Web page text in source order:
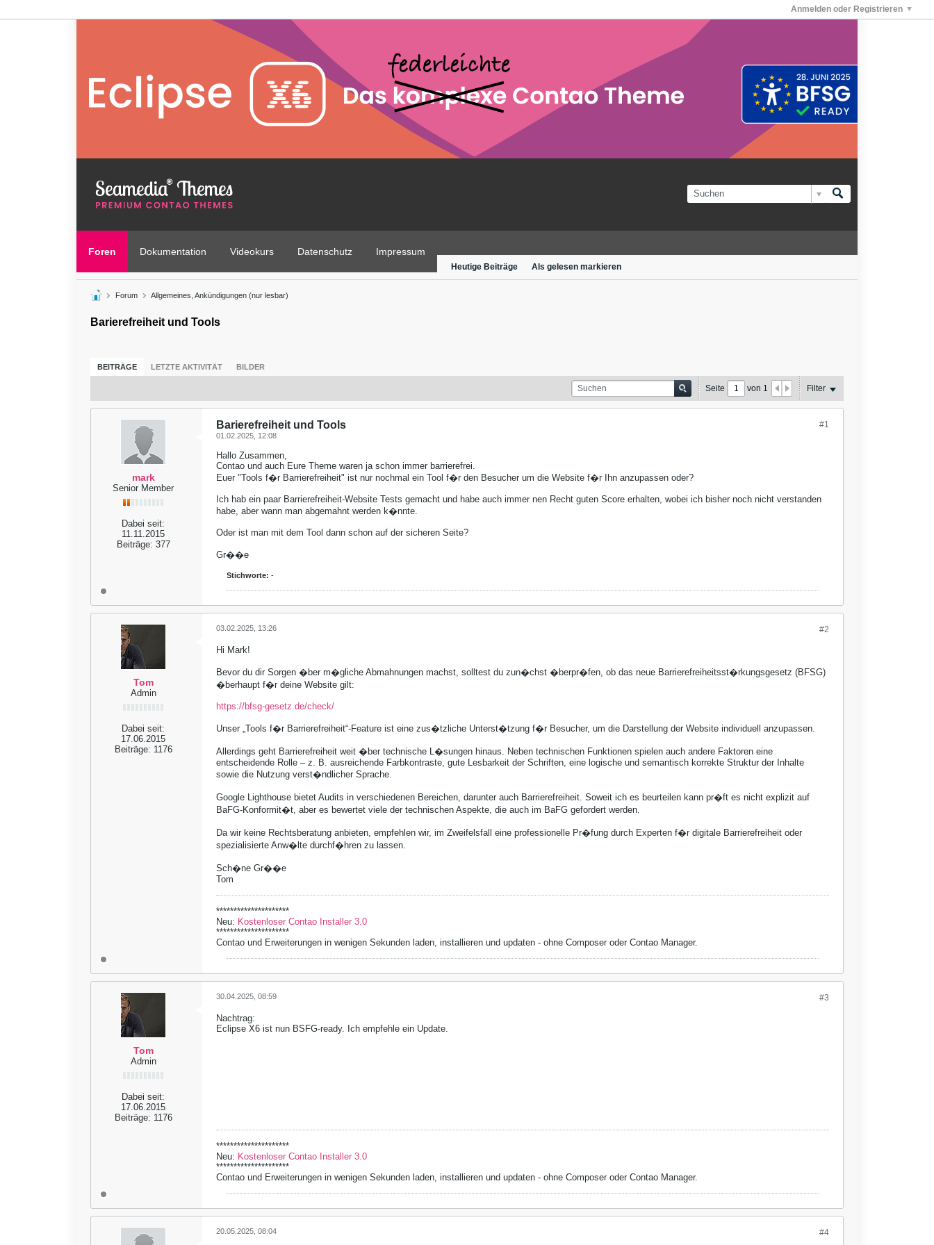
Anmelden oder Registrieren
Foren Dokumentation Videokurs Datenschutz Impressum
Heutige Beiträge Als gelesen markieren
Forum Allgemeines, Ankündigungen (nur lesbar)
Barierefreiheit und Tools
BEITRÄGE LETZTE AKTIVITÄT BILDER
Seite von 1 Filter
mark
Senior Member
Dabei seit:
11.11.2015
Beiträge: 377
#1
Barierefreiheit und Tools
01.02.2025, 12:08
Hallo Zusammen,
Contao und auch Eure Theme waren ja schon immer barrierefrei.
Euer "Tools f�r Barrierefreiheit" ist nur nochmal ein Tool f�r den Besucher um die Website f�r Ihn anzupassen oder?
Ich hab ein paar Barrierefreiheit-Website Tests gemacht und habe auch immer nen Recht guten Score erhalten, wobei ich bisher noch nicht verstanden
habe, aber wann man abgemahnt werden k�nnte.
Oder ist man mit dem Tool dann schon auf der sicheren Seite?
Gr��e
Stichworte: -
Tom
Admin
Dabei seit:
17.06.2015
Beiträge: 1176
#2
03.02.2025, 13:26
Hi Mark!
Bevor du dir Sorgen �ber m�gliche Abmahnungen machst, solltest du zun�chst �berpr�fen, ob das neue Barrierefreiheitsst�rkungsgesetz (BFSG)
�berhaupt f�r deine Website gilt:
https://bfsg-gesetz.de/check/
Unser „Tools f�r Barrierefreiheit“-Feature ist eine zus�tzliche Unterst�tzung f�r Besucher, um die Darstellung der Website individuell anzupassen.
Allerdings geht Barrierefreiheit weit �ber technische L�sungen hinaus. Neben technischen Funktionen spielen auch andere Faktoren eine
entscheidende Rolle – z. B. ausreichende Farbkontraste, gute Lesbarkeit der Schriften, eine logische und semantisch korrekte Struktur der Inhalte
sowie die Nutzung verst�ndlicher Sprache.
Google Lighthouse bietet Audits in verschiedenen Bereichen, darunter auch Barrierefreiheit. Soweit ich es beurteilen kann pr�ft es nicht explizit auf
BaFG-Konformit�t, aber es bewertet viele der technischen Aspekte, die auch im BaFG gefordert werden.
Da wir keine Rechtsberatung anbieten, empfehlen wir, im Zweifelsfall eine professionelle Pr�fung durch Experten f�r digitale Barrierefreiheit oder
spezialisierte Anw�lte durchf�hren zu lassen.
Sch�ne Gr��e
Tom
*********************
Neu: Kostenloser Contao Installer 3.0
*********************
Contao und Erweiterungen in wenigen Sekunden laden, installieren und updaten - ohne Composer oder Contao Manager.
Tom
Admin
Dabei seit:
17.06.2015
Beiträge: 1176
#3
30.04.2025, 08:59
Nachtrag:
Eclipse X6 ist nun BSFG-ready. Ich empfehle ein Update.
*********************
Neu: Kostenloser Contao Installer 3.0
*********************
Contao und Erweiterungen in wenigen Sekunden laden, installieren und updaten - ohne Composer oder Contao Manager.
#4
20.05.2025, 08:04